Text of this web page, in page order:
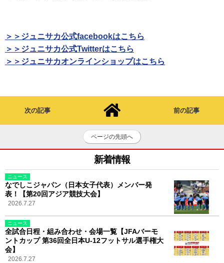
＞＞ジュニサカ公式facebookはこちら
＞＞ジュニサカ公式Twitterはこちら
＞＞ジュニサカオンラインショップはこちら
次の記事 前の記事
ページの先頭へ
新着情報
ニュース
なでしこジャパン（日本女子代表）メンバー発
表！【第20回アジア競技大会】
2026.7.27
ニュース
全試合日程・組み合わせ・会場一覧【JFAバーモ
ントカップ 第36回全日本U-12フットサル選手権大
会】
2026.7.27